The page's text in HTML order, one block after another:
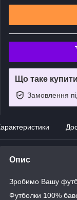
Що таке
Замовлення
Опис
Зробимо Вашу
Футболки 100%